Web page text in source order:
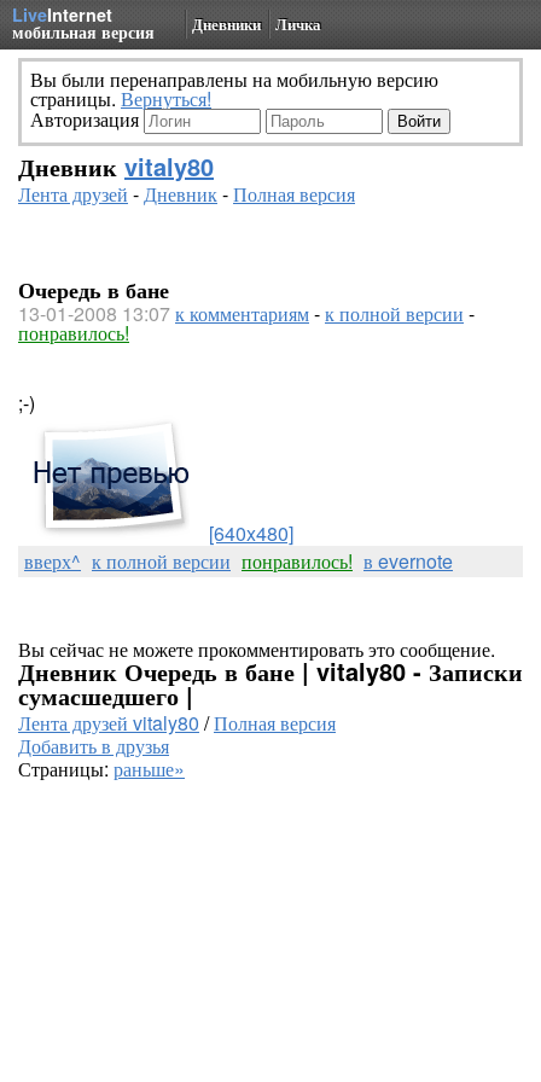
LiveInternet
мобильная версия Дневники Личка
Вы были перенаправлены на мобильную версию
страницы. Вернуться!
Авторизация
Дневник vitaly80
Лента друзей -Дневник-Полная версия
Очередь в бане
13-01-2008 13:07к комментариям-к полной версии -
понравилось!
;-)
[640x480]
вверх^ к полной версии понравилось! в evernote
Вы сейчас не можете прокомментировать это сообщение.
Дневник Очередь в бане | vitaly80 - Записки
сумасшедшего |
Лента друзей vitaly80 /Полная версия
Добавить в друзья
Страницы: раньше»